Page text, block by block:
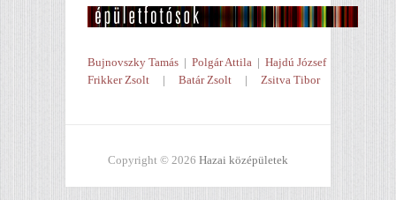
Bujnovszky Tamás | Polgár Attila | Hajdú József
Frikker Zsolt | Batár Zsolt | Zsitva Tibor
Copyright © 2026 Hazai középületek